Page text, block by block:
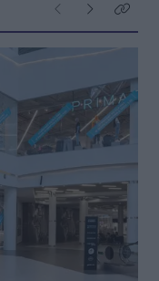
Poprzednie
NastępneKliknij